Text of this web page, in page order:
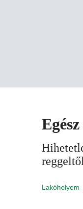
Lakóhelyem